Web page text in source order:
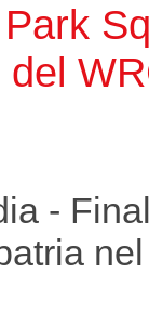
-